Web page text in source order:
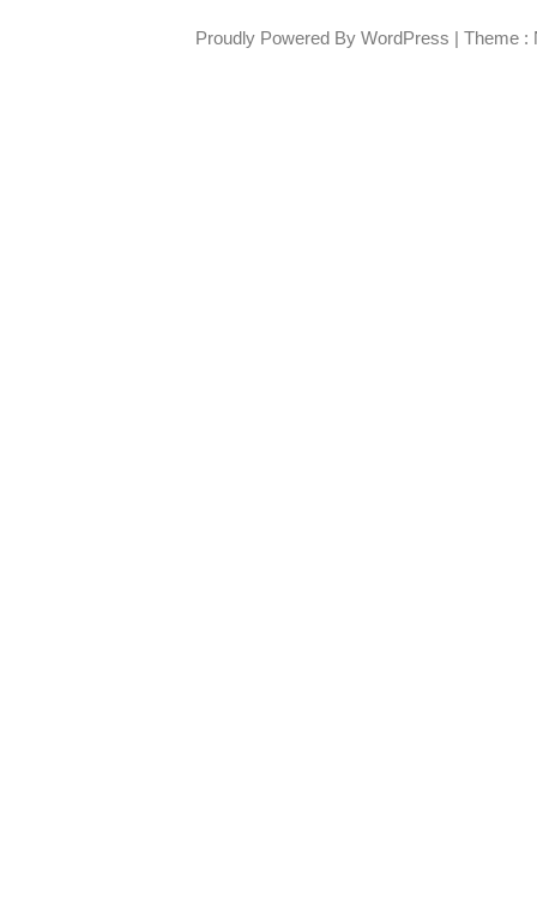
Proudly Powered By WordPress | Theme :